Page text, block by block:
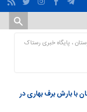
، پایگاه خبری رستاک
لرستان با بارش برف بهاری در